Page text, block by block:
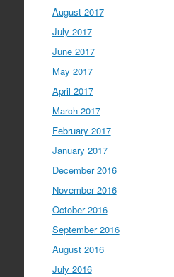
August 2017
July 2017
June 2017
May 2017
April 2017
March 2017
February 2017
January 2017
December 2016
November 2016
October 2016
September 2016
August 2016
July 2016